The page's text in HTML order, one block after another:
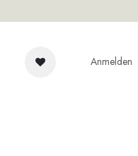
Anmelden